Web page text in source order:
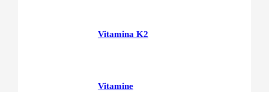
Vitamina K2
Vitamine